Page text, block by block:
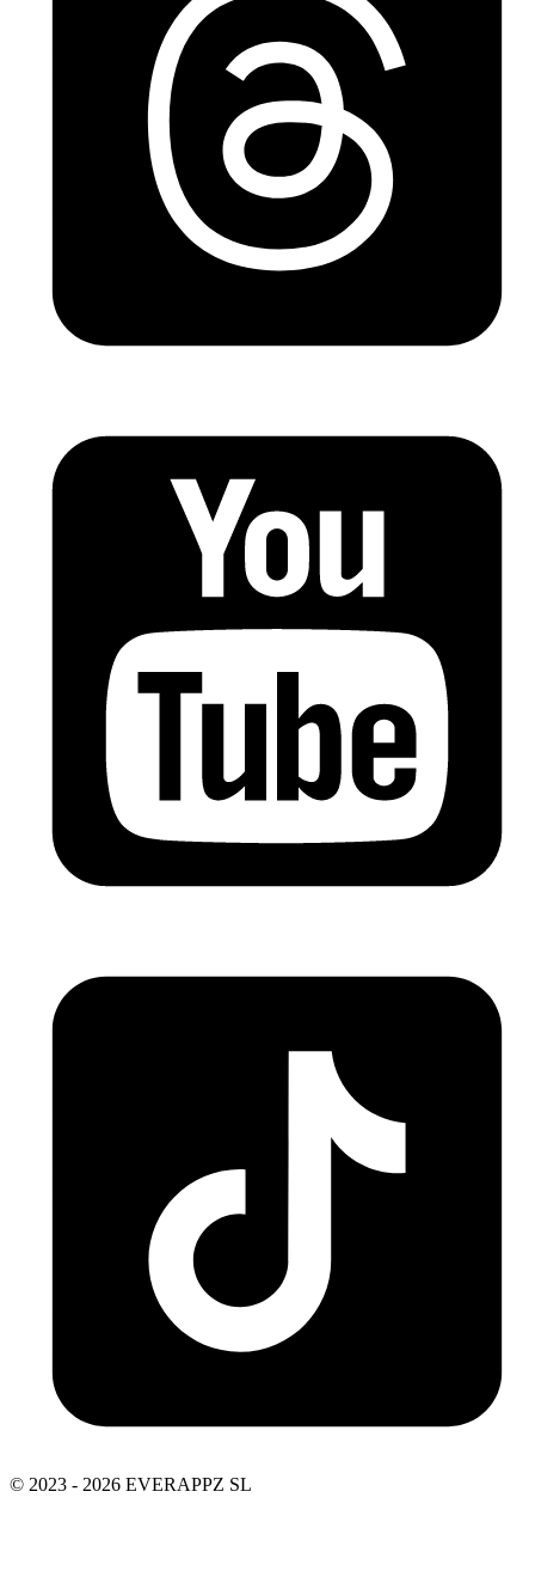
© 2023 - 2026 EVERAPPZ SL